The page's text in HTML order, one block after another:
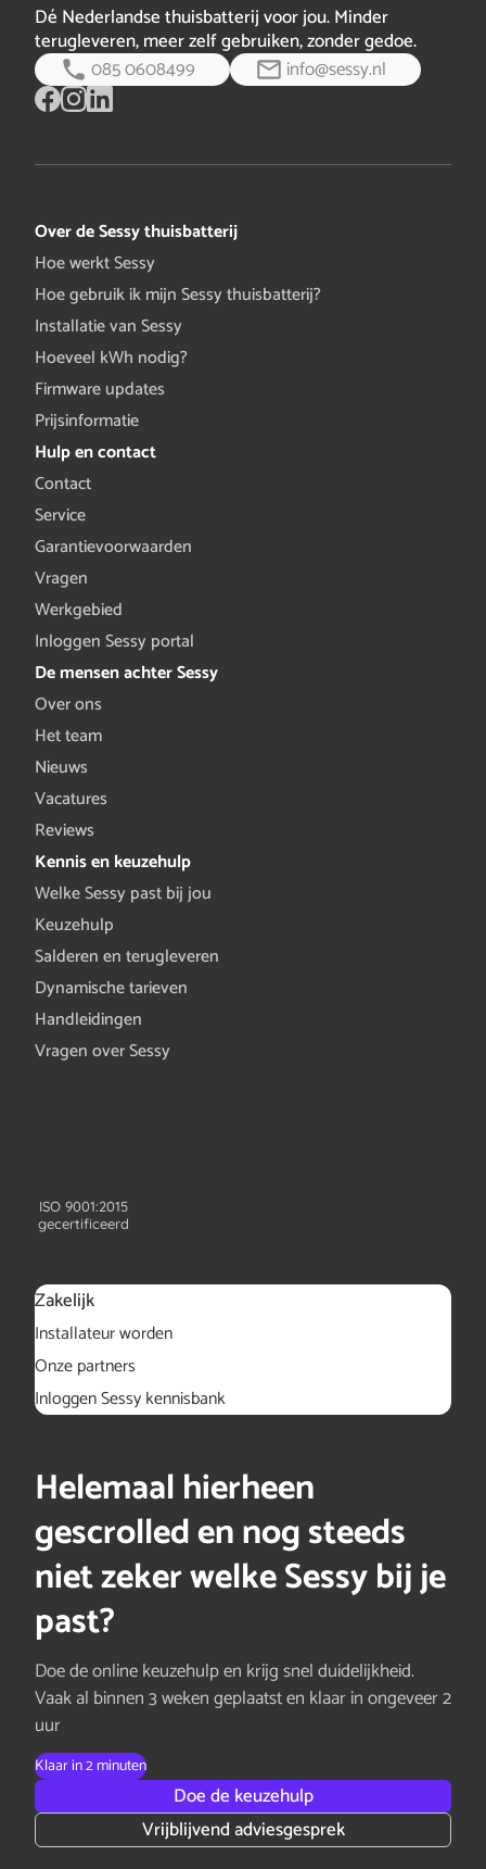
Dé Nederlandse thuisbatterij voor jou. Minder
terugleveren, meer zelf gebruiken, zonder gedoe.
085 0608499
info@sessy.nl
Over de Sessy thuisbatterij
Hoe werkt Sessy
Hoe gebruik ik mijn Sessy thuisbatterij?
Installatie van Sessy
Hoeveel kWh nodig?
Firmware updates
Prijsinformatie
Hulp en contact
Contact
Service
Garantievoorwaarden
Vragen
Werkgebied
Inloggen Sessy portal
De mensen achter Sessy
Over ons
Het team
Nieuws
Vacatures
Reviews
Kennis en keuzehulp
Welke Sessy past bij jou
Keuzehulp
Salderen en terugleveren
Dynamische tarieven
Handleidingen
Vragen over Sessy
ISO 9001:2015
gecertificeerd
Zakelijk
Installateur worden
Onze partners
Inloggen Sessy kennisbank
Helemaal hierheen
gescrolled en nog steeds
niet zeker welke Sessy bij je
past?
Doe de online keuzehulp en krijg snel duidelijkheid.
Vaak al binnen 3 weken geplaatst en klaar in ongeveer 2
uur
Klaar in 2 minuten
Doe de keuzehulp
Vrijblijvend adviesgesprek